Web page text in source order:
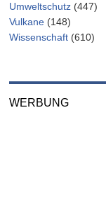
Umweltschutz (447)
Vulkane (148)
Wissenschaft (610)
WERBUNG